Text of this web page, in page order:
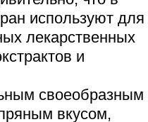
используют для
лекарственных
и
своеобразным
вкусом,